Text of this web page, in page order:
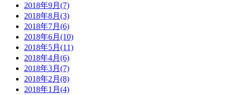
2018年9月(7)
2018年8月(3)
2018年7月(6)
2018年6月(10)
2018年5月(11)
2018年4月(6)
2018年3月(7)
2018年2月(8)
2018年1月(4)